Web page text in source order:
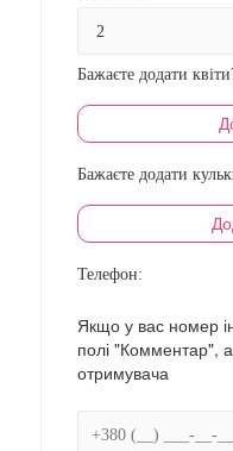
Бажаєте додати
Бажаєте додати
Телефон:
Якщо у вас номер
полі "Комментар",
отримувача